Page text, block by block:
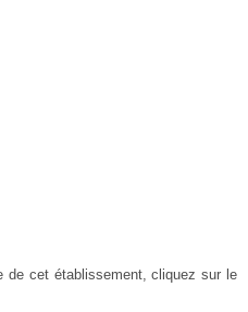
de cet établissement, cliquez sur le